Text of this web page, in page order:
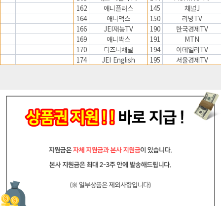
162
애니플러스 145
채널J
164
애니맥스 150
리빙TV
166
JEI재능TV 190
한국경제TV
169
애니박스 191
MTN
170
디즈니채널 194
이데일리TV
174
JEI English 195 서울경제TV